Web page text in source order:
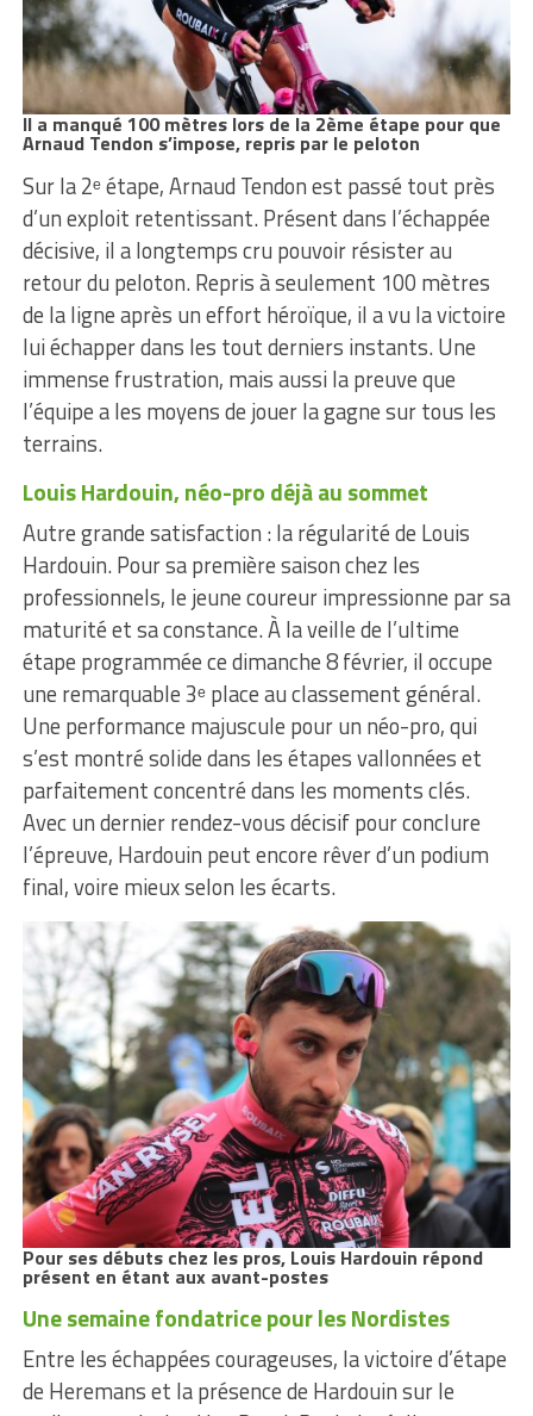
Il a manqué 100 mètres lors de la 2ème étape pour que
Arnaud Tendon s’impose, repris par le peloton
Sur la 2ᵉ étape, Arnaud Tendon est passé tout près
d’un exploit retentissant. Présent dans l’échappée
décisive, il a longtemps cru pouvoir résister au
retour du peloton. Repris à seulement 100 mètres
de la ligne après un effort héroïque, il a vu la victoire
lui échapper dans les tout derniers instants. Une
immense frustration, mais aussi la preuve que
l’équipe a les moyens de jouer la gagne sur tous les
terrains.
Louis Hardouin, néo-pro déjà au sommet
Autre grande satisfaction : la régularité de Louis
Hardouin. Pour sa première saison chez les
professionnels, le jeune coureur impressionne par sa
maturité et sa constance. À la veille de l’ultime
étape programmée ce dimanche 8 février, il occupe
une remarquable 3ᵉ place au classement général.
Une performance majuscule pour un néo-pro, qui
s’est montré solide dans les étapes vallonnées et
parfaitement concentré dans les moments clés.
Avec un dernier rendez-vous décisif pour conclure
l’épreuve, Hardouin peut encore rêver d’un podium
final, voire mieux selon les écarts.
Pour ses débuts chez les pros, Louis Hardouin répond
présent en étant aux avant-postes
Une semaine fondatrice pour les Nordistes
Entre les échappées courageuses, la victoire d’étape
de Heremans et la présence de Hardouin sur le